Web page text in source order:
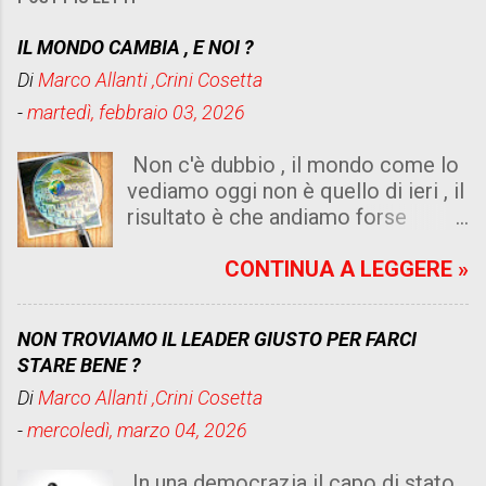
IL MONDO CAMBIA , E NOI ?
Di Marco Allanti ,Crini Cosetta
-martedì, febbraio 03, 2026
Non c'è dubbio , il mondo come lo
vediamo oggi non è quello di ieri , il
risultato è che andiamo forse
Un dato di fatto risulta dalle risorse
umanità senza cuore e senza logica
, non è cattiveria , e ne isteria , ma
leggere un quotidiano che diventa
sempre più complicato per chi lo
indifeso e all' ordine del giorno .
CONTINUA A LEGGERE »
NON TROVIAMO IL LEADER GIUSTO PER FARCI
STARE BENE ?
Di Marco Allanti ,Crini Cosetta
-mercoledì, marzo 04, 2026